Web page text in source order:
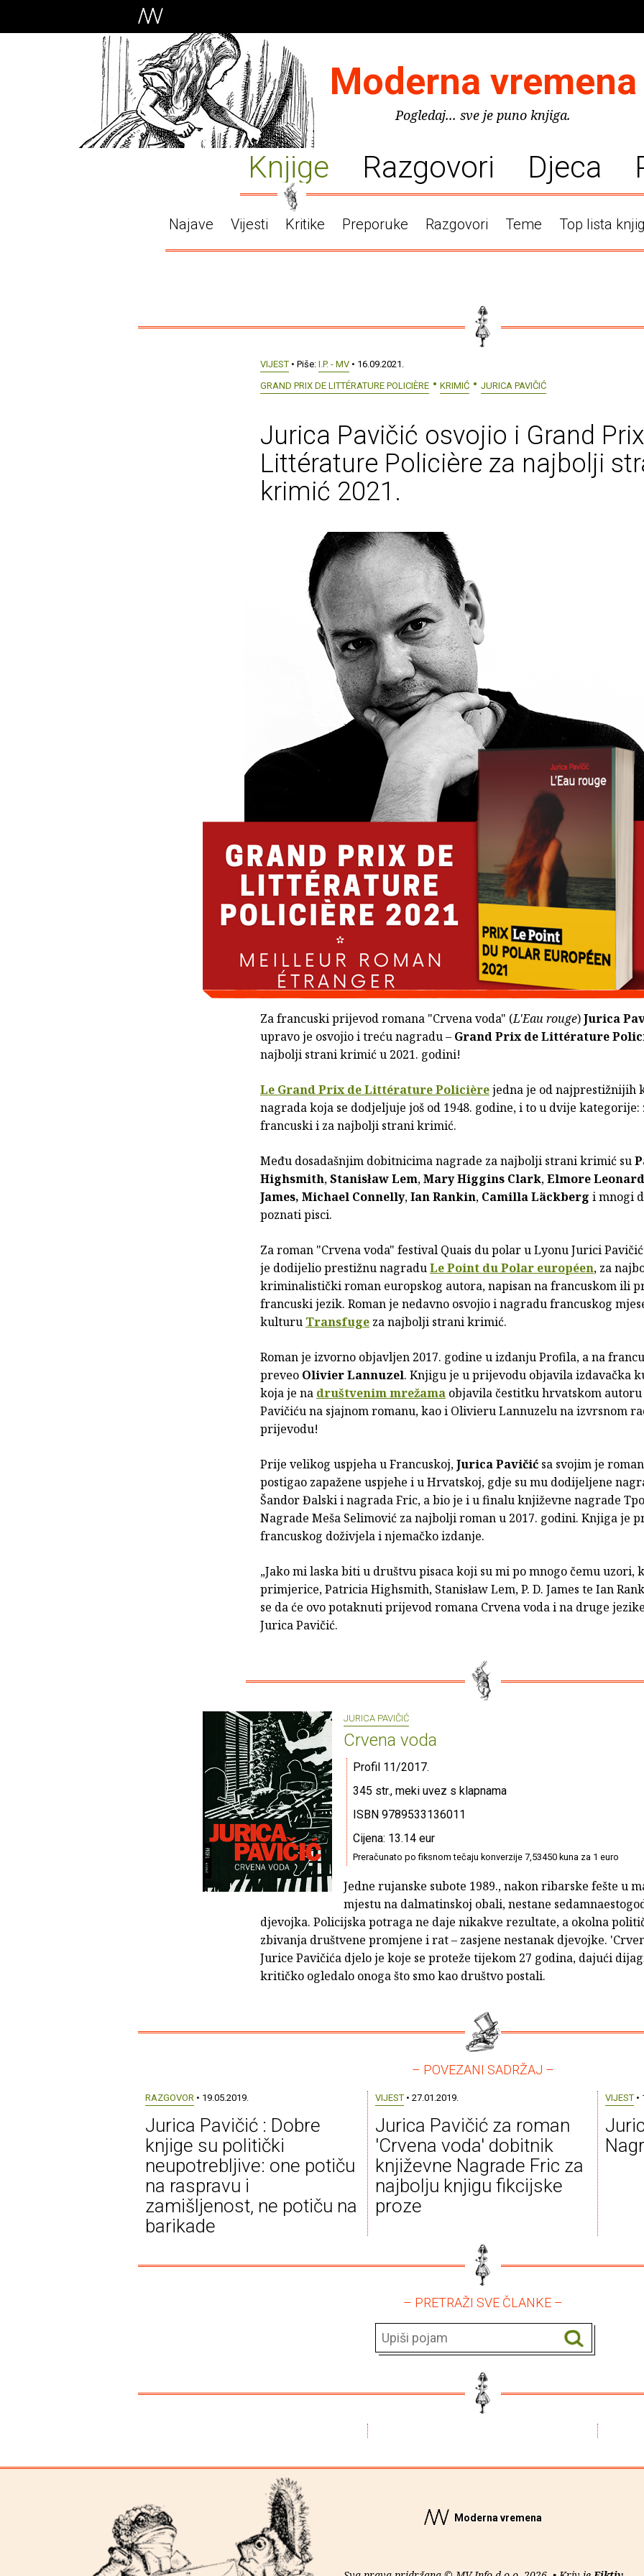
Moderna vremena
Pogledaj... sve je puno knjiga.
Knjige Razgovori Djeca
Najave Vijesti Kritike Preporuke Razgovori Teme Top lista
VIJEST • Piše: I.P. - MV • 16.09.2021.
GRAND PRIX DE LITTÉRATURE POLICIÈRE
KRIMIĆ JURICA PAVIČIĆ
Jurica Pavičić osvojio i Grand
Littérature Policière za najbolji
krimić 2021.
Za francuski prijevod romana "Crvena voda" (L'Eau rouge)Jurica
upravo je osvojio i treću nagradu – Grand Prix de Littérature
najbolji strani krimić u 2021. godini!
Le Grand Prix de Littérature Policièrejedna je od najprestižnijih
nagrada koja se dodjeljuje još od 1948. godine, i to u dvije
francuski i za najbolji strani krimić.
Među dosadašnjim dobitnicima nagrade za najbolji strani krimić su
Highsmith,Stanisław Lem,Mary Higgins Clark,Elmore Leonard
James, Michael Connelly,Ian Rankin, Camilla Läckberg i mnogi
poznati pisci.
Za roman "Crvena voda" festival Quais du polar u Lyonu Jurici
je dodijelio prestižnu nagraduLe Point du Polar européen, za
kriminalistički roman europskog autora, napisan na francuskom ili
francuski jezik. Roman je nedavno osvojio i nagradu francuskog
kulturu Transfuge za najbolji strani krimić.
Roman je izvorno objavljen 2017. godine u izdanju Profila, a na
preveo Olivier Lannuzel. Knjigu je u prijevodu objavila izdavačka
koja je na društvenim mrežama objavila čestitku hrvatskom
Pavičiću na sjajnom romanu, kao i Olivieru Lannuzeluna izvrsnom
prijevodu!
Prije velikog uspjeha u Francuskoj,Jurica Pavičić sa svojim je
postigao zapažene uspjehe i u Hrvatskoj, gdje su mu dodijeljene
Šandor Đalski i nagrada Fric, a bio je i u finalu književne nagrade
Nagrade Meša Selimović za najbolji roman u 2017. godini. Knjiga je
francuskog doživjela i njemačko izdanje.
„Jako mi laska biti u društvu pisaca koji su mi po mnogo čemu uzori,
primjerice, Patricia Highsmith, Stanisław Lem, P. D. James te Ian
se da će ovo potaknuti prijevod romana Crvena voda i na druge
Jurica Pavičić.
JURICA PAVIČIĆ
Crvena voda
Profil 11/2017.
345 str., meki uvez s klapnama
ISBN 9789533136011
Cijena: 13.14 eur
Preračunato po fiksnom tečaju konverzije 7,53450 kuna za 1 euro
Jedne rujanske subote 1989., nakon ribarske fešte u
mjestu na dalmatinskoj obali, nestane
djevojka. Policijska potraga ne daje nikakve rezultate, a okolna
zbivanja društvene promjene i rat – zasjene nestanak djevojke.
Jurice Pavičića djelo je koje se proteže tijekom 27 godina, dajući
kritičko ogledalo onoga što smo kao društvo postali.
– POVEZANI SADRŽAJ –
RAZGOVOR • 19.05.2019.
Jurica Pavičić : Dobre
knjige su politički
neupotrebljive: one potiču
na raspravu i
zamišljenost, ne potiču na
barikade
VIJEST• 27.01.2019.
Jurica Pavičić za roman
'Crvena voda' dobitnik
književne Nagrade Fric za
najbolju knjigu fikcijske
proze
VIJEST•
– PRETRAŽI SVE ČLANKE –
Moderna vremena